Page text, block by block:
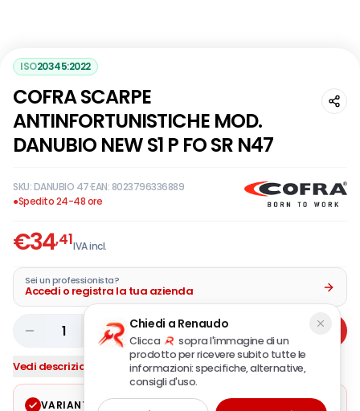
ISO20345:2022
COFRA SCARPE
ANTINFORTUNISTICHE MOD.
DANUBIO NEW S1 P FO SR N47
SKU:DANUBIO 47·EAN: 8023796336889
●Spedito 24-48 ore
€34,41IVA incl.
Sei un professionista?
Accedi o registra la tua azienda
1 Aggiungi
Vedi descrizione completa
VARIANTE SELEZIONATA Modifica
Chiedi a Renaudo
Clicca
sopra l'immagine di un
prodotto per ricevere subito tutte le
informazioni: specifiche, alternative,
consigli d'uso.